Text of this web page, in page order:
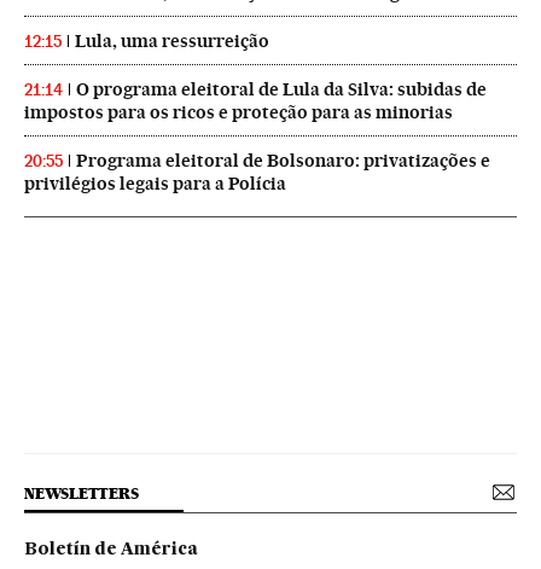
12:15 Lula, uma ressurreição
21:14
O programa eleitoral de Lula da Silva: subidas de
impostos para os ricos e proteção para as minorias
20:55
Programa eleitoral de Bolsonaro: privatizações e
privilégios legais para a Polícia
NEWSLETTERS
Boletín de América